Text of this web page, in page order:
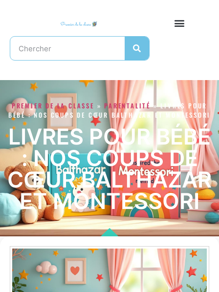
PREMIER DE LA CLASSE » PARENTALITÉ»LIVRES POUR
BÉBÉ : NOS COUPS DE CŒUR BALTHAZAR ET MONTESSORI
LIVRES POUR BÉBÉ
: NOS COUPS DE
CŒUR BALTHAZAR
ET MONTESSORI